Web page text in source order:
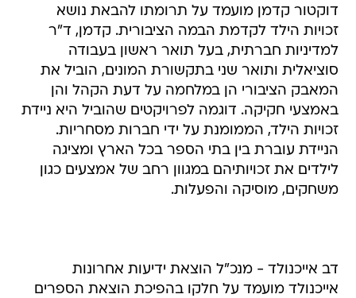
דוקטור קדמן מועמד על תרומתו להבאת נושא
זכויות הילד לקדמת הבמה הציבורית. קדמן, ד"ר
למדיניות חברתית, בעל תואר ראשון בעבודה
סוציאלית ותואר שני בתקשורת המונים, הוביל את
המאבק הציבורי הן במלחמה על דעת הקהל והן
באמצעי חקיקה. דוגמה לפרויקטים שהוביל היא ניידת
זכויות הילד, הממומנת על ידי חברות מסחריות.
הניידת עוברת בין בתי הספר בכל הארץ ומציגה
לילדים את זכויותיהם במגוון רחב של אמצעים כגון
משחקים, מוסיקה והפעלות.
דב אייכנולד - מנכ"ל הוצאת ידיעות אחרונות
אייכנולד מועמד על חלקו בהפיכת הוצאת הספרים